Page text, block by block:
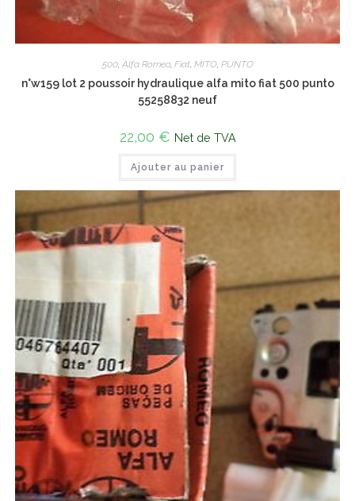
500, Alfa Romeo, Fiat, MITO, PUNTO
n°w159 lot 2 poussoir hydraulique alfa mito fiat 500 punto
55258832 neuf
22,00 € Net de TVA
Ajouter au panier